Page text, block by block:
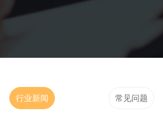
行业新闻 常见问题